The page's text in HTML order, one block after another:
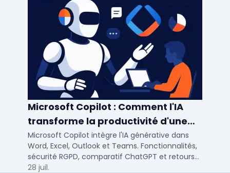
Microsoft Copilot : Comment l'IA
transforme la productivité d'une
PME/ETI ?
Microsoft Copilot intègre l'IA générative dans
Word, Excel, Outlook et Teams. Fonctionnalités,
sécurité RGPD, comparatif ChatGPT et retours
concrets pour PME et ETI françaises.
28 juil.